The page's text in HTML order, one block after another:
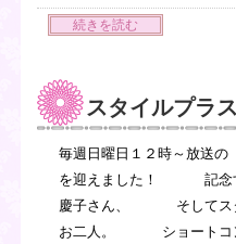
続きを読む
スタイルプラ
毎週日曜日１２時～放送の
を迎えました！ 記念す
慶子さん、 そしてスタ
お二人。 ショートコン